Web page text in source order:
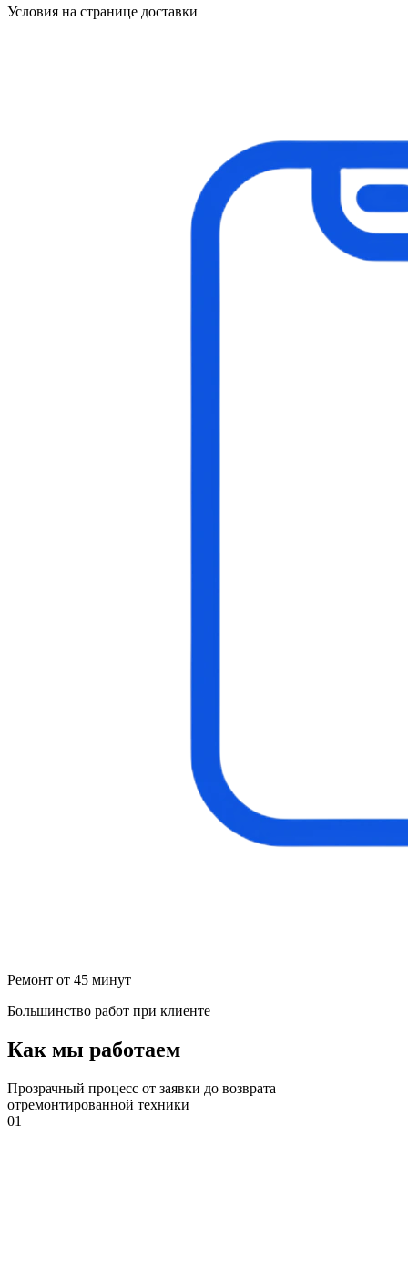
Условия на странице доставки
Ремонт от 45 минут
Большинство работ при клиенте
Как мы работаем
Прозрачный процесс от заявки до возврата
отремонтированной техники
01